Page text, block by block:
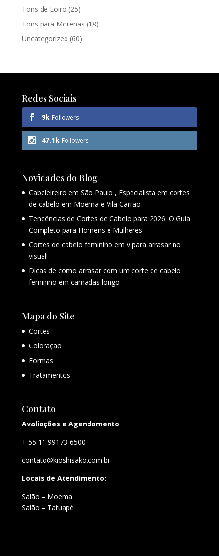
Tons de Loiro (25)
Tons para Morenas (18)
Uncategorized (60)
Redes Sociais
9k Followers
47.1k Followers
Novidades do Blog
Cabeleireiro em São Paulo , Especialista em cortes
de cabelo em Moema e Vila Carrão
Tendências de Cortes de Cabelo para 2026: O Guia
Completo para Homens e Mulheres
Cortes de cabelo feminino em v para arrasar no
visual!
Dicas de como arrasar com um corte de cabelo
feminino em camadas longo
Mapa do Site
Cortes
Coloração
Formas
Tratamentos
Contato
Avaliações e Agendamento
+ 55 11 99173-6500
contato@kioshisako.com.br
Locais de Atendimento:
Salão – Moema
Salão – Tatuapé